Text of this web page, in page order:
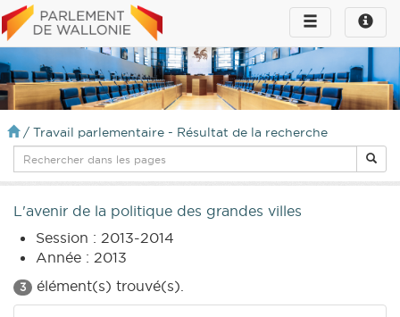
Toggle
infos
Toggle
navigation
/ Travail parlementaire - Résultat de la recherche
L'avenir de la politique des grandes villes
Session : 2013-2014
Année : 2013
3 élément(s) trouvé(s).